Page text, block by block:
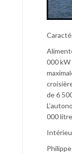
000
de 6
000